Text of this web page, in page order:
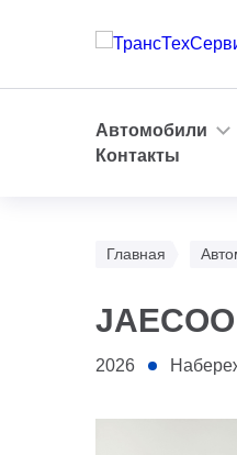
Автомобили
Контакты
Главная
2026